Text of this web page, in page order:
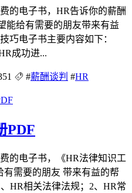
的电子书，HR告诉你的薪酬
能给有需要的朋友带来有益
巧电子书主要内容如下：
成功进...
#薪酬谈判 #HR
PDF
的电子书，《HR法律知识工
需要的朋友 带来有益的帮
HR相关法律法规；2、HR常